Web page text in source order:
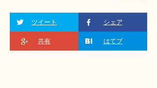
ツイート シェア
共有 はてブ